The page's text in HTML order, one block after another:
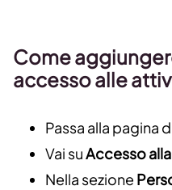
Come
accesso alle
Passa alla pagina
Vai suAccesso
Nella sezione